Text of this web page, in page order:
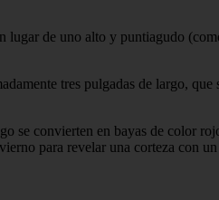
de uno alto y puntiagudo
tres pulgadas de largo,
convierten en bayas de color
para revelar una corteza con